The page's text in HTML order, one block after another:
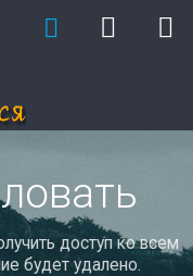
доступ ко всем
будет удалено.